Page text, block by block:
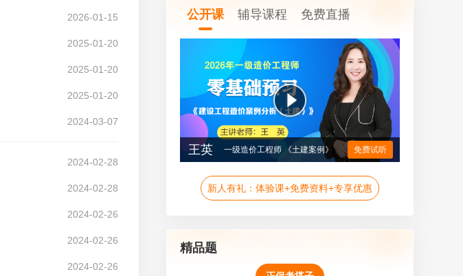
2026-01-15
2025-01-20
2025-01-20
2025-01-20
2024-03-07
2024-02-28
2024-02-28
2024-02-26
2024-02-26
2024-02-26
公开课 辅导课程 免费直播
王英 一级造价工程师 《土建案例》 免费试听
新人有礼：体验课+免费资料+专享优惠
精品题